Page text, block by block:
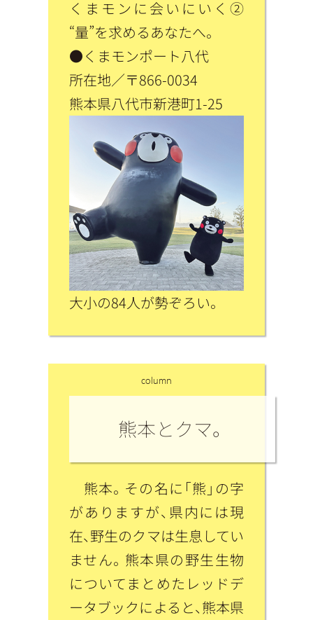
くまモンに会いにいく②
“量”を求めるあなたへ。
●くまモンポート八代
所在地／〒866-0034
熊本県八代市新港町1-25
大小の84人が勢ぞろい。
column
熊本とクマ。
熊本。その名に「熊」の字
がありますが、県内には現
在、野生のクマは生息してい
ません。熊本県の野生生物
についてまとめたレッドデ
ータブックによると、熊本県